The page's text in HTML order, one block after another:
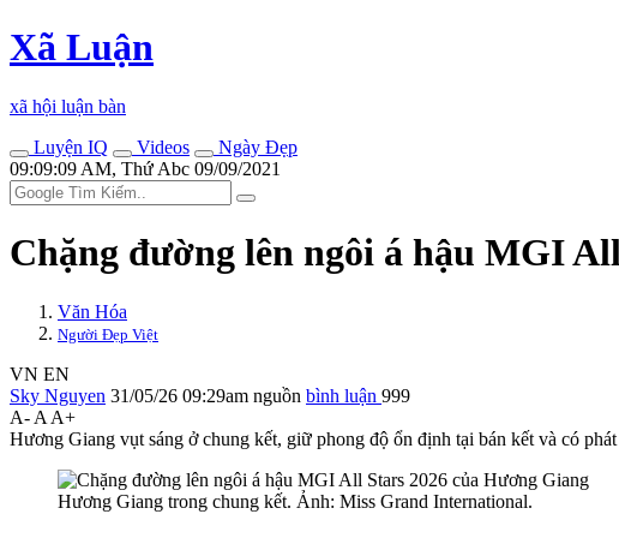
Xã Luận
xã hội luận bàn
Luyện IQ
Videos
Ngày Đẹp
09:09:09 AM, Thứ Abc 09/09/2021
Chặng đường lên ngôi á hậu MGI
Văn Hóa
Người Đẹp Việt
VN EN
Sky Nguyen 31/05/26 09:29am nguồn bình luận 999
A- A A+
Hương Giang vụt sáng ở chung kết, giữ phong độ ổn định tại bán kết và có
Hương Giang trong chung kết. Ảnh: Miss Grand International.